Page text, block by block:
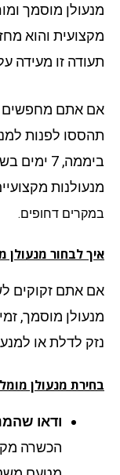
מוסמך
והוא
זו מעידה על כך
אתם מחפשים
ביממה, 7 ימים
מקצועיים,
דחופים.
לבחור מנעולן
אתם זקוקים
מוסמך, זמין
לדלת או למנעול,
מנעולן מומלץ
ודאו
הכשרה